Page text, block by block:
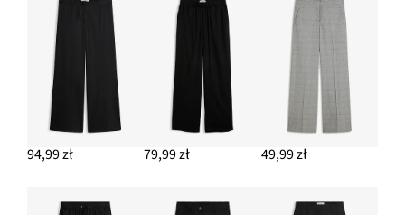
199,99 zł
DODAJ DO KOSZYKA
94,99 zł 79,99 zł 49,99 zł